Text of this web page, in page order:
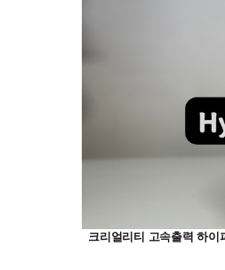
크리얼리티 고속출력 하